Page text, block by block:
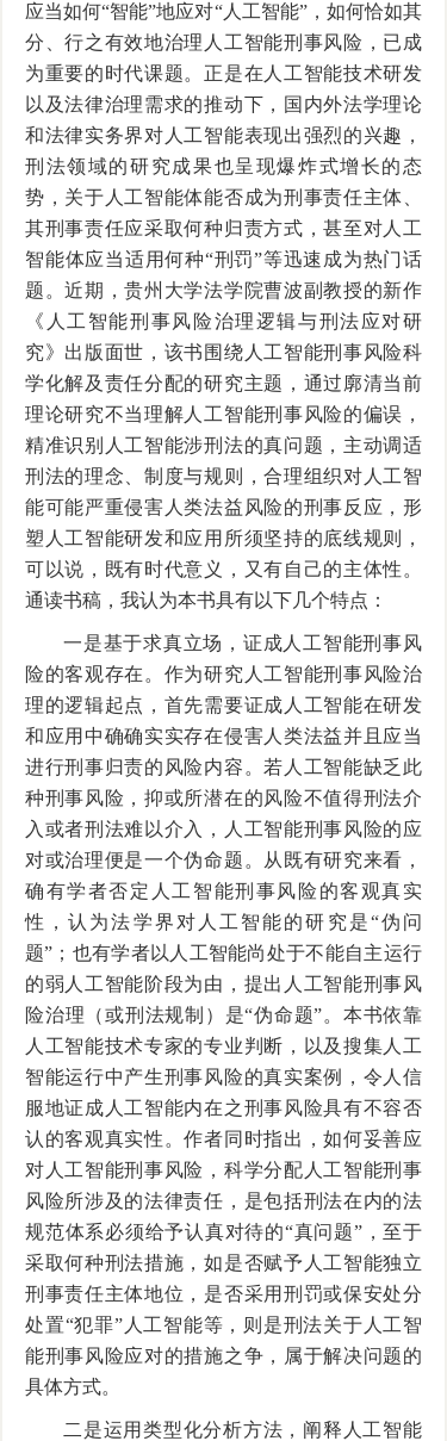
应当如何“智能”地应对“人工智能”，如何恰如其
分、行之有效地治理人工智能刑事风险，已成
为重要的时代课题。正是在人工智能技术研发
以及法律治理需求的推动下，国内外法学理论
和法律实务界对人工智能表现出强烈的兴趣，
刑法领域的研究成果也呈现爆炸式增长的态
势，关于人工智能体能否成为刑事责任主体、
其刑事责任应采取何种归责方式，甚至对人工
智能体应当适用何种“刑罚”等迅速成为热门话
题。近期，贵州大学法学院曹波副教授的新作
《人工智能刑事风险治理逻辑与刑法应对研
究》出版面世，该书围绕人工智能刑事风险科
学化解及责任分配的研究主题，通过廓清当前
理论研究不当理解人工智能刑事风险的偏误，
精准识别人工智能涉刑法的真问题，主动调适
刑法的理念、制度与规则，合理组织对人工智
能可能严重侵害人类法益风险的刑事反应，形
塑人工智能研发和应用所须坚持的底线规则，
可以说，既有时代意义，又有自己的主体性。
通读书稿，我认为本书具有以下几个特点：
一是基于求真立场，证成人工智能刑事风
险的客观存在。作为研究人工智能刑事风险治
理的逻辑起点，首先需要证成人工智能在研发
和应用中确确实实存在侵害人类法益并且应当
进行刑事归责的风险内容。若人工智能缺乏此
种刑事风险，抑或所潜在的风险不值得刑法介
入或者刑法难以介入，人工智能刑事风险的应
对或治理便是一个伪命题。从既有研究来看，
确有学者否定人工智能刑事风险的客观真实
性，认为法学界对人工智能的研究是“伪问
题”；也有学者以人工智能尚处于不能自主运行
的弱人工智能阶段为由，提出人工智能刑事风
险治理（或刑法规制）是“伪命题”。本书依靠
人工智能技术专家的专业判断，以及搜集人工
智能运行中产生刑事风险的真实案例，令人信
服地证成人工智能内在之刑事风险具有不容否
认的客观真实性。作者同时指出，如何妥善应
对人工智能刑事风险，科学分配人工智能刑事
风险所涉及的法律责任，是包括刑法在内的法
规范体系必须给予认真对待的“真问题”，至于
采取何种刑法措施，如是否赋予人工智能独立
刑事责任主体地位，是否采用刑罚或保安处分
处置“犯罪”人工智能等，则是刑法关于人工智
能刑事风险应对的措施之争，属于解决问题的
具体方式。
二是运用类型化分析方法，阐释人工智能